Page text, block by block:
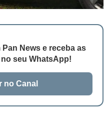
News e receba as
seu WhatsApp!
no Canal